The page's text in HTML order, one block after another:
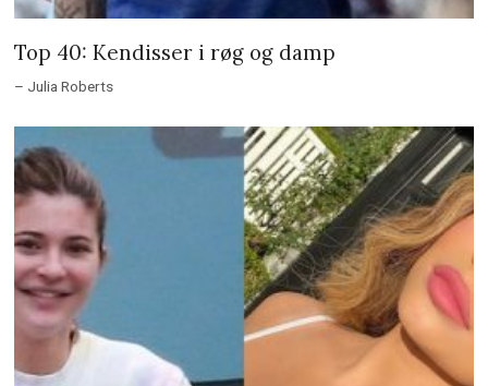
Top 40: Kendisser i røg og damp
– Julia Roberts